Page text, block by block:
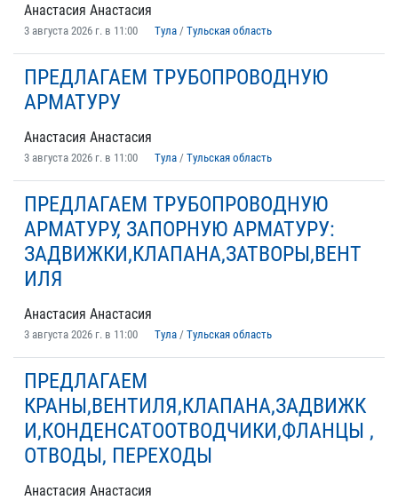
Анастасия Анастасия
3 августа 2026 г. в 11:00 Тула / Тульская область
ПРЕДЛАГАЕМ ТРУБОПРОВОДНУЮ
АРМАТУРУ
Анастасия Анастасия
3 августа 2026 г. в 11:00 Тула / Тульская область
ПРЕДЛАГАЕМ ТРУБОПРОВОДНУЮ
АРМАТУРУ, ЗАПОРНУЮ АРМАТУРУ:
ЗАДВИЖКИ,КЛАПАНА,ЗАТВОРЫ,ВЕНТ
ИЛЯ
Анастасия Анастасия
3 августа 2026 г. в 11:00 Тула / Тульская область
ПРЕДЛАГАЕМ
КРАНЫ,ВЕНТИЛЯ,КЛАПАНА,ЗАДВИЖК
И,КОНДЕНСАТООТВОДЧИКИ,ФЛАНЦЫ ,
ОТВОДЫ, ПЕРЕХОДЫ
Анастасия Анастасия